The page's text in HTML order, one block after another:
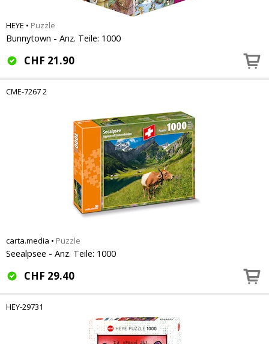
HEYE • Puzzle
Bunnytown - Anz. Teile: 1000
CHF 21.90
CME-7267 2
carta.media • Puzzle
Seealpsee - Anz. Teile: 1000
CHF 29.40
HEY-29731